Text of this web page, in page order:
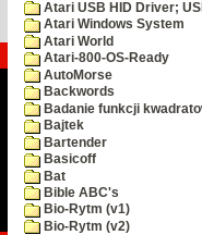
Atari USB HID Driver;
Atari Windows System
Atari World
Atari-800-OS-Ready
AutoMorse
Backwords
Badanie funkcji
Bajtek
Bartender
Basicoff
Bat
Bible ABC's
Bio-Rytm (v1)
Bio-Rytm (v2)